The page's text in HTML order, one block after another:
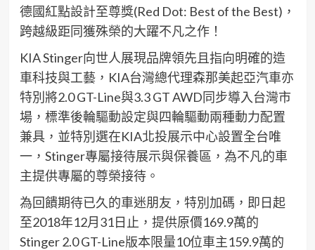
德國紅點設計至尊獎(Red Dot: Best of the Best)，
跨越級距同獲殊榮的大躍不凡之作！
KIA Stinger向世人展現品牌領先且指向明確的造
車科技與工藝，KIA台灣總代理森那美起亞汽車亦
特別將2.0 GT-Line與3.3 GT AWD同步導入台灣市
場，標準後輪驅動設定與四輪驅動兩種動力配置
兼具，並特別選在KIA北投展示中心設置全台唯
一，Stinger專屬接待展示與保養區，為不凡的車
主提供專屬的尊榮接待。
為回饋期待已久的車迷朋友，特別加碼，即日起
至2018年12月31日止，提供原價169.9萬的
Stinger 2.0 GT-Line版本限量10位車主159.9萬的